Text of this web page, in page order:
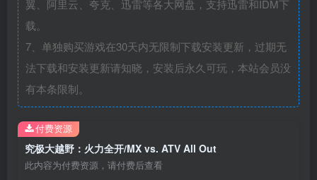
翼、阿里云、夸克、迅雷等各大网盘，支持迅雷和IDM下
载。
7、单独购买游戏在30天内无限制下载安装更新，过期无
法下载和安装更新请知晓，安装后永久可玩，本站会员没
有本条限制。
究极大越野：火力全开/MX vs. ATV All Out
此内容为付费资源，请付费后查看
付费资源